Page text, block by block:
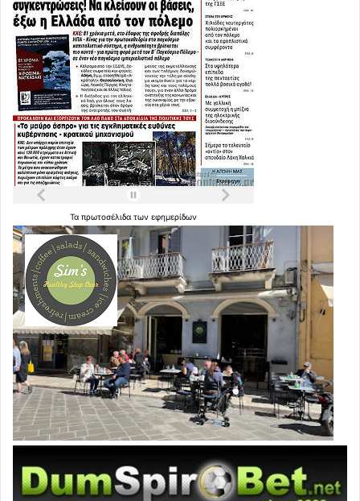
Τα πρωτοσέλιδα των εφημερίδων